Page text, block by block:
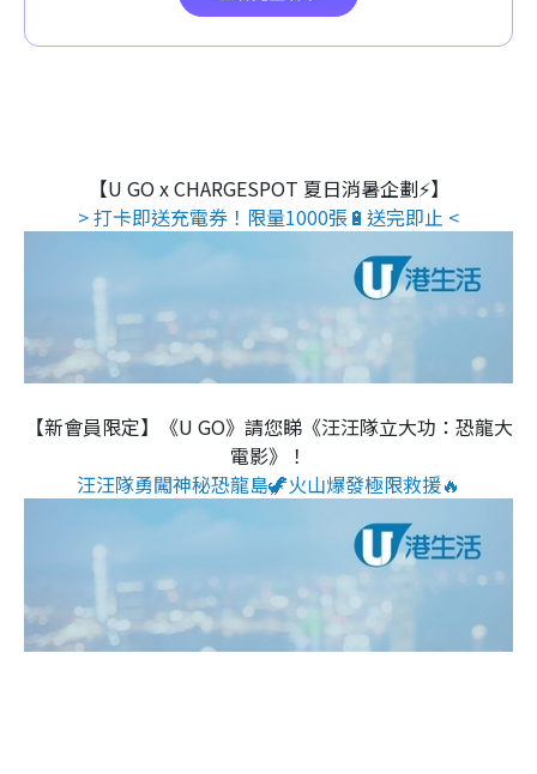
【U GO x CHARGESPOT 夏日消暑企劃⚡】
> 打卡即送充電券！限量1000張🔋送完即止 <
【新會員限定】《U GO》請您睇《汪汪隊立大功：恐龍大
電影》！
汪汪隊勇闖神秘恐龍島🦖火山爆發極限救援🔥